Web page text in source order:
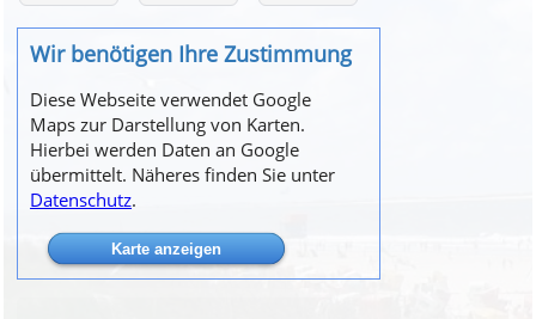
Wir benötigen Ihre Zustimmung
Diese Webseite verwendet Google
Maps zur Darstellung von Karten.
Hierbei werden Daten an Google
übermittelt. Näheres finden Sie unter
Datenschutz.